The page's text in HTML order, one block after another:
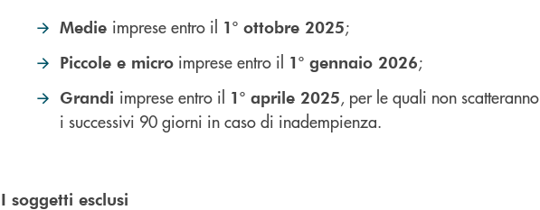
Medie imprese entro il 1° ottobre 2025;
Piccole e micro imprese entro il 1° gennaio 2026;
Grandi imprese entro il 1° aprile 2025, per le quali non
i successivi 90 giorni in caso di inadempienza.
I soggetti esclusi